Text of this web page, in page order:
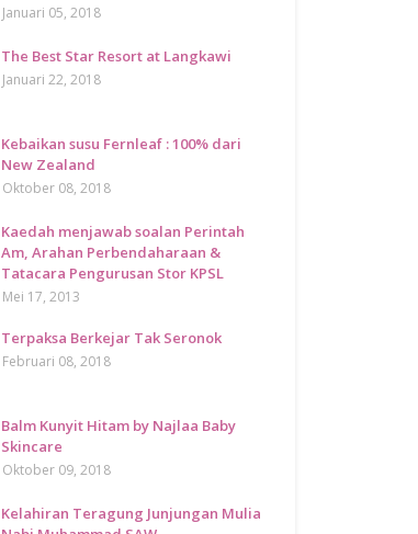
Januari 05, 2018
The Best Star Resort at Langkawi
Januari 22, 2018
Kebaikan susu Fernleaf : 100% dari
New Zealand
Oktober 08, 2018
Kaedah menjawab soalan Perintah
Am, Arahan Perbendaharaan &
Tatacara Pengurusan Stor KPSL
Mei 17, 2013
Terpaksa Berkejar Tak Seronok
Februari 08, 2018
Balm Kunyit Hitam by Najlaa Baby
Skincare
Oktober 09, 2018
Kelahiran Teragung Junjungan Mulia